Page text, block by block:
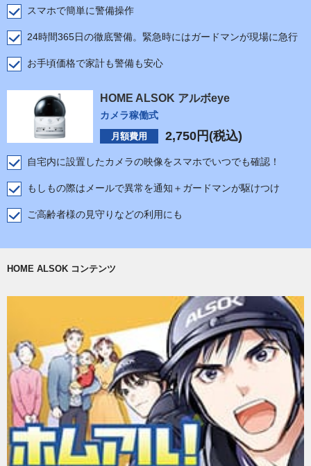
スマホで簡単に警備操作
24時間365日の徹底警備。緊急時にはガードマンが現場に急行
お手頃価格で家計も警備も安心
HOME ALSOK アルボeye
カメラ稼働式
月額費用 2,750 円(税込)
自宅内に設置したカメラの映像をスマホでいつでも確認！
もしもの際はメールで異常を通知＋ガードマンが駆けつけ
ご高齢者様の見守りなどの利用にも
HOME ALSOK コンテンツ